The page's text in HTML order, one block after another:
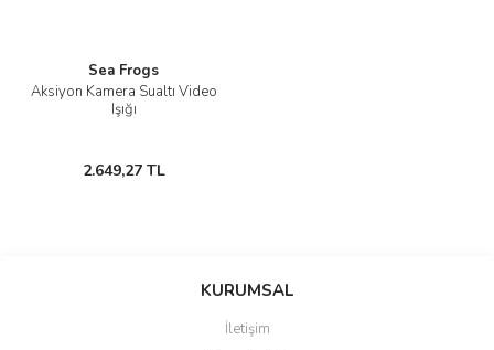
Sea Frogs
Aksiyon Kamera Sualtı Video
Işığı
2.649,27 TL
KURUMSAL
İletişim